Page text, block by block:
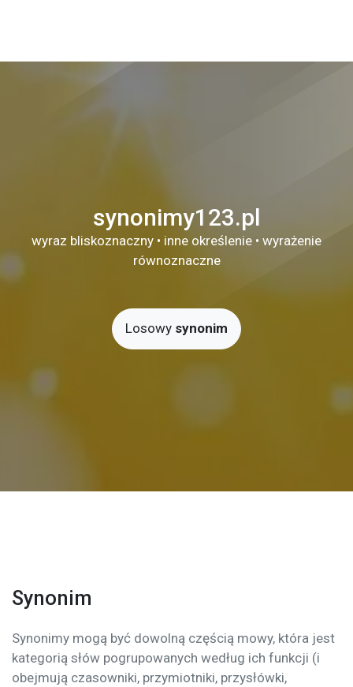
synonimy123.pl
wyraz bliskoznaczny • inne określenie • wyrażenie
równoznaczne
Losowy synonim
Synonim
Synonimy mogą być dowolną częścią mowy, która jest
kategorią słów pogrupowanych według ich funkcji (i
obejmują czasowniki, przymiotniki, przysłówki,